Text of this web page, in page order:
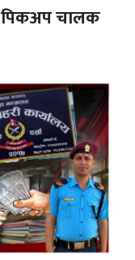
पिकअप चालक